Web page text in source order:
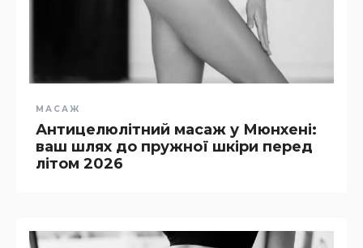
МАСАЖ
Антицелюлітний масаж у Мюнхені:
ваш шлях до пружної шкіри перед
літом 2026